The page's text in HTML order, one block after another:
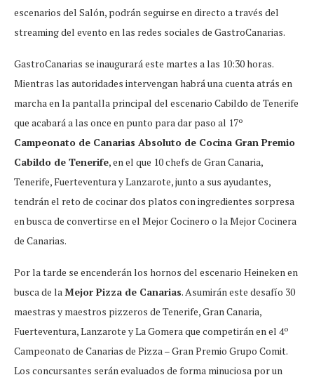
escenarios del Salón, podrán seguirse en directo a través del
streaming del evento en las redes sociales de GastroCanarias.
GastroCanarias se inaugurará este martes a las 10:30 horas.
Mientras las autoridades intervengan habrá una cuenta atrás en
marcha en la pantalla principal del escenario Cabildo de Tenerife
que acabará a las once en punto para dar paso al 17º
Campeonato de Canarias Absoluto de Cocina Gran Premio
Cabildo de Tenerife, en el que 10 chefs de Gran Canaria,
Tenerife, Fuerteventura y Lanzarote, junto a sus ayudantes,
tendrán el reto de cocinar dos platos con ingredientes sorpresa
en busca de convertirse en el Mejor Cocinero o la Mejor Cocinera
de Canarias.
Por la tarde se encenderán los hornos del escenario Heineken en
busca de la Mejor Pizza de Canarias. Asumirán este desafío 30
maestras y maestros pizzeros de Tenerife, Gran Canaria,
Fuerteventura, Lanzarote y La Gomera que competirán en el 4º
Campeonato de Canarias de Pizza – Gran Premio Grupo Comit.
Los concursantes serán evaluados de forma minuciosa por un